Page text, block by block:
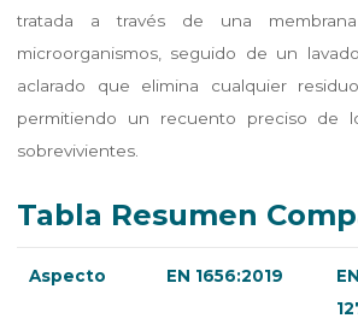
tratada a través de una
microorganismos, seguido de un
aclarado que elimina cualquier
permitiendo un recuento preciso de
sobrevivientes.
Tabla Resumen
Aspecto EN 1656:2019
EN